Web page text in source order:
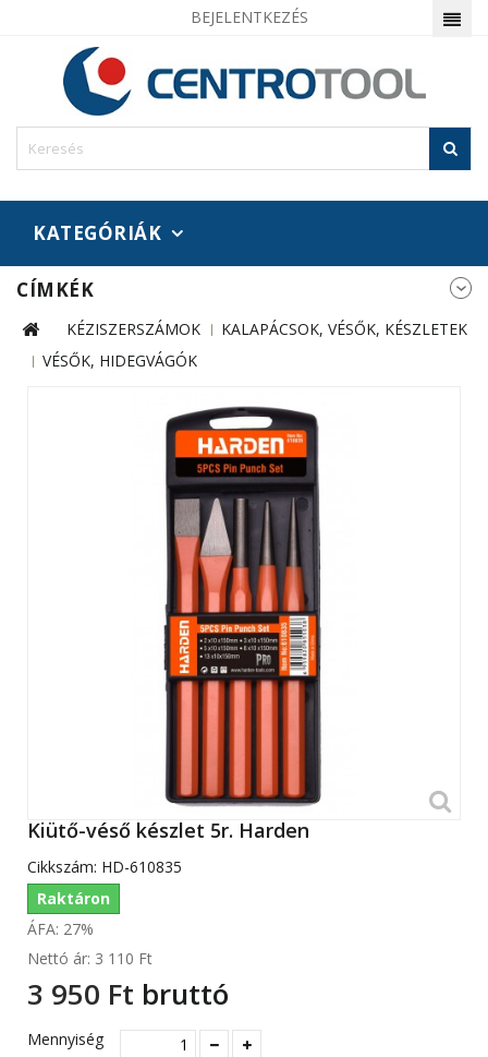
BEJELENTKEZÉS
KATEGÓRIÁK
CÍMKÉK
KÉZISZERSZÁMOK
KALAPÁCSOK, VÉSŐK, KÉSZLETEK
VÉSŐK, HIDEGVÁGÓK
Kiütő-véső készlet 5r. Harden
Cikkszám: HD-610835
Raktáron
ÁFA: 27%
Nettó ár: 3 110 Ft‎
3 950 Ft‎ bruttó
Mennyiség